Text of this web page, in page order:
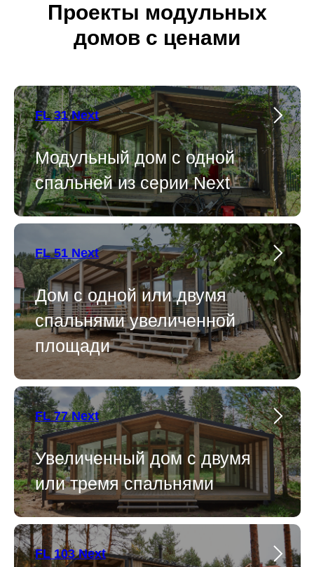
Проекты модульных
домов с ценами
FL 31 Next
Модульный дом с одной
спальней из серии Next
FL 51 Next
Дом с одной или двумя
спальнями увеличенной
площади
FL 77 Next
Увеличенный дом с двумя
или тремя спальнями
FL 103 Next